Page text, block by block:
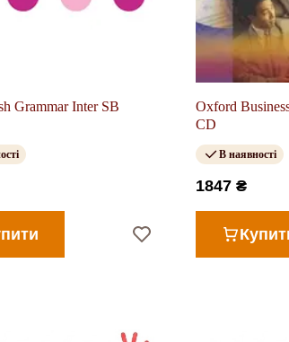
Grammar Inter SB
Oxford
CD
В наявності
1847 ₴